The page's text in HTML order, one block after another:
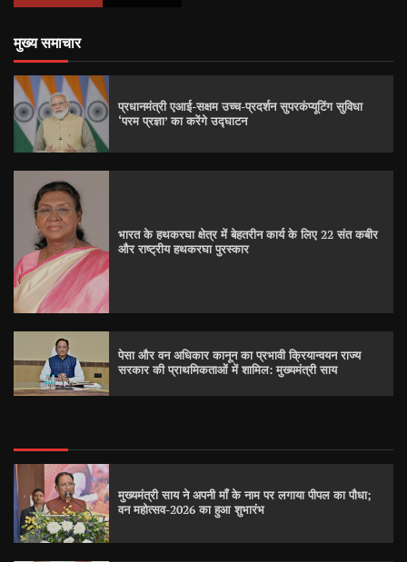
मुख्य समाचार
प्रधानमंत्री एआई-सक्षम उच्च-प्रदर्शन सुपरकंप्यूटिंग सुविधा
‘परम प्रज्ञा’ का करेंगे उद्घाटन
भारत के हथकरघा क्षेत्र में बेहतरीन कार्य के लिए 22 संत कबीर
और राष्ट्रीय हथकरघा पुरस्कार
पेसा और वन अधिकार कानून का प्रभावी क्रियान्वयन राज्य
सरकार की प्राथमिकताओं में शामिल: मुख्यमंत्री साय
मुख्यमंत्री साय ने अपनी माँ के नाम पर लगाया पीपल का पौधा;
वन महोत्सव-2026 का हुआ शुभारंभ